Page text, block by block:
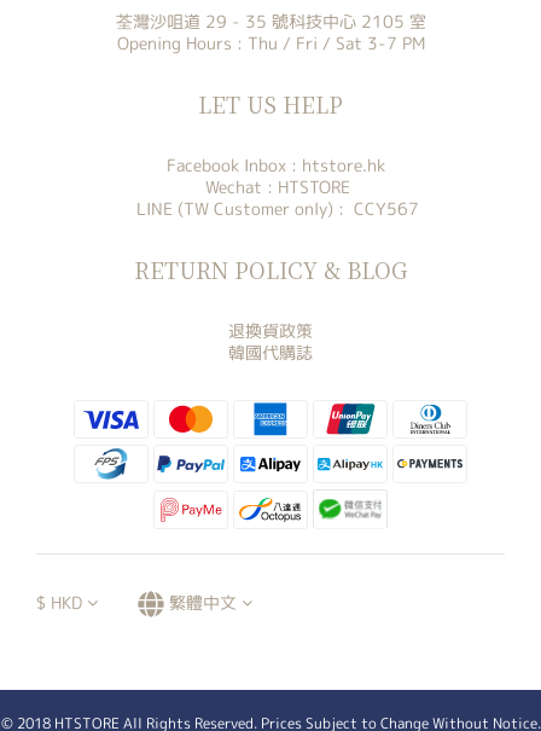
荃灣沙咀道 29 - 35 號科技中心 2105 室
Opening Hours : Thu / Fri / Sat 3-7 PM
LET US HELP
Facebook Inbox : htstore.hk
Wechat : HTSTORE
LINE (TW Customer only) : CCY567
RETURN POLICY & BLOG
退換貨政策
韓國代購誌
$ HKD 繁體中文
© 2018 HTSTORE All Rights Reserved. Prices Subject to Change Without Notice.